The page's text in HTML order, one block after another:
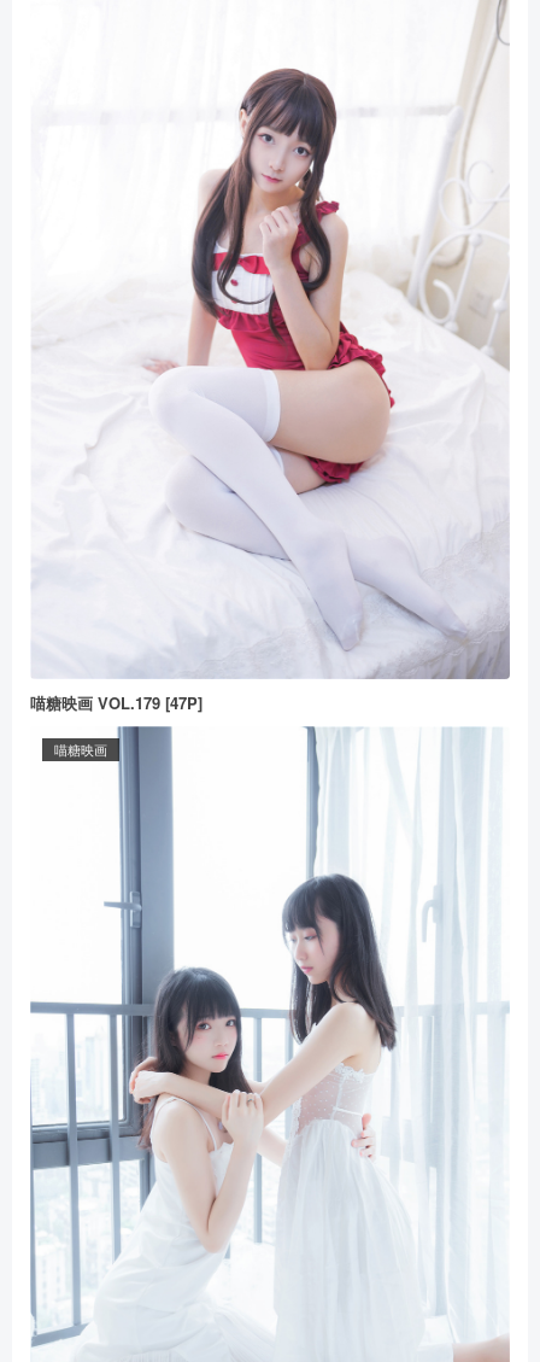
喵糖映画 VOL.179 [47P]
喵糖映画